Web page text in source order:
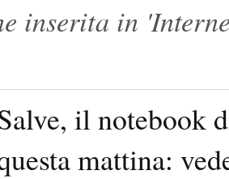
inserita in '
il notebook
mattina: